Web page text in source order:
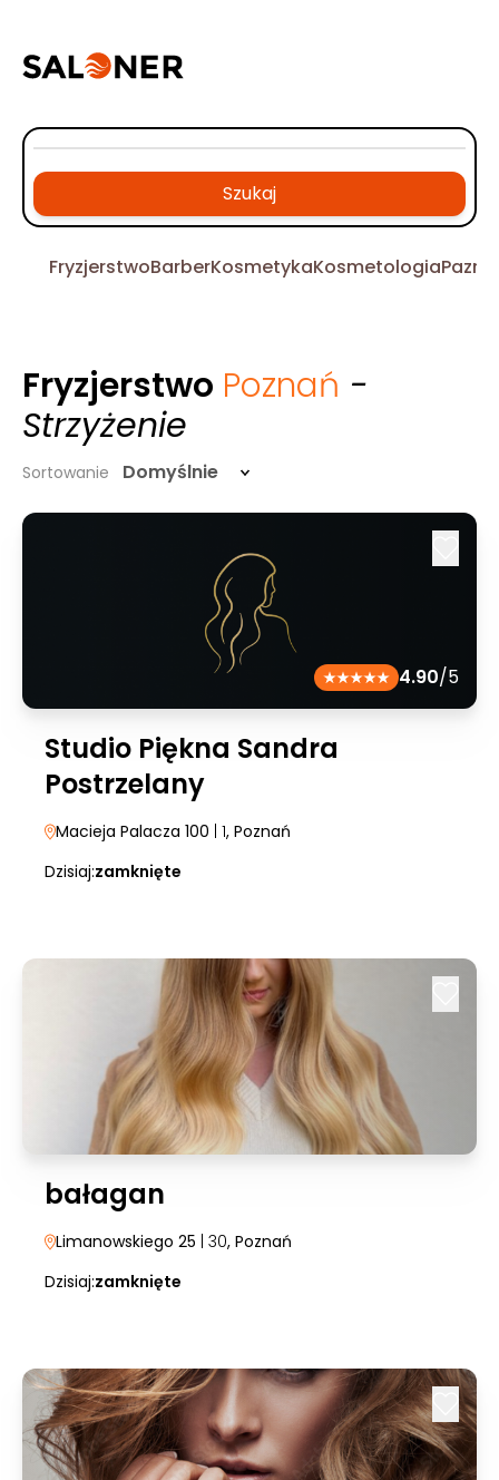
Szukaj
FryzjerstwoBarberKosmetykaKosmetologia
Fryzjerstwo Poznań -
Strzyżenie
Sortowanie Domyślnie
4.90/5
Studio Piękna Sandra
Postrzelany
Macieja Palacza 100 | 1, Poznań
Dzisiaj:zamknięte
bałagan
Limanowskiego 25 | 30, Poznań
Dzisiaj:zamknięte